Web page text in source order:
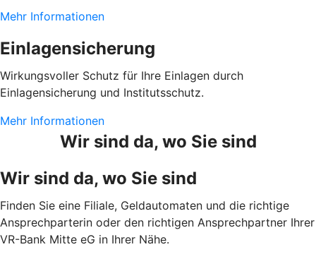
Mehr Informationen
Einlagensicherung
Wirkungsvoller Schutz für Ihre Einlagen durch
Einlagensicherung und Institutsschutz.
Mehr Informationen
Wir sind da, wo Sie sind
Wir sind da, wo Sie sind
Finden Sie eine Filiale, Geldautomaten und die richtige
Ansprechparterin oder den richtigen Ansprechpartner Ihrer
VR-Bank Mitte eG in Ihrer Nähe.